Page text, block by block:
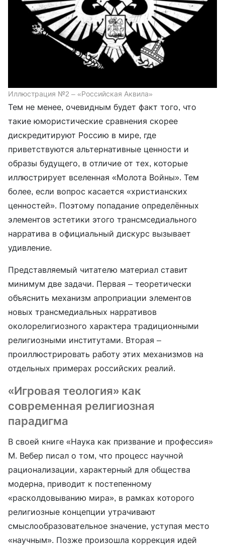
Иллюстрация №2 – «Российская Аквила»
Тем не менее, очевидным будет факт того, что
такие юмористические сравнения скорее
дискредитируют Россию в мире, где
приветствуются альтернативные ценности и
образы будущего, в отличие от тех, которые
иллюстрирует вселенная «Молота Войны». Тем
более, если вопрос касается «христианских
ценностей». Поэтому попадание определённых
элементов эстетики этого трансмседиального
нарратива в официальный дискурс вызывает
удивление.
Представляемый читателю материал ставит
минимум две задачи. Первая – теоретически
объяснить механизм апроприации элементов
новых трансмедиальных нарративов
околорелигиозного характера традиционными
религиозными институтами. Вторая –
проиллюстрировать работу этих механизмов на
отдельных примерах российских реалий.
«Игровая теология» как
современная религиозная
парадигма
В своей книге «Наука как призвание и профессия»
М. Вебер писал о том, что процесс научной
рационализации, характерный для общества
модерна, приводит к постепенному
«расколдовыванию мира», в рамках которого
религиозные концепции утрачивают
смыслообразовательное значение, уступая место
«научным». Позже произошла коррекция идей